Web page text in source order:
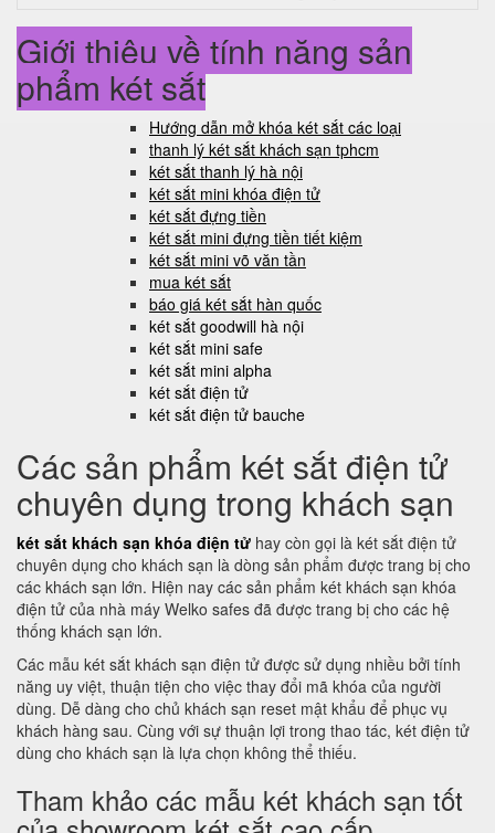
Giới thiệu về tính năng sản
phẩm két sắt
Hướng dẫn mở khóa két sắt các loại
thanh lý két sắt khách sạn tphcm
két sắt thanh lý hà nội
két sắt mini khóa điện tử
két sắt đựng tiền
két sắt mini đựng tiền tiết kiệm
két sắt mini võ văn tần
mua két sắt
báo giá két sắt hàn quốc
két sắt goodwill hà nội
két sắt mini safe
két sắt mini alpha
két sắt điện tử
két sắt điện tử bauche
Các sản phẩm két sắt điện tử
chuyên dụng trong khách sạn
két sắt khách sạn khóa điện tử hay còn gọi là két sắt điện tử
chuyên dụng cho khách sạn là dòng sản phẩm được trang bị cho
các khách sạn lớn. Hiện nay các sản phẩm két khách sạn khóa
điện tử của nhà máy Welko safes đã được trang bị cho các hệ
thống khách sạn lớn.
Các mẫu két sắt khách sạn điện tử được sử dụng nhiều bởi tính
năng uy việt, thuận tiện cho việc thay đổi mã khóa của người
dùng. Dễ dàng cho chủ khách sạn reset mật khẩu để phục vụ
khách hàng sau. Cùng với sự thuận lợi trong thao tác, két điện tử
dùng cho khách sạn là lựa chọn không thể thiếu.
Tham khảo các mẫu két khách sạn tốt